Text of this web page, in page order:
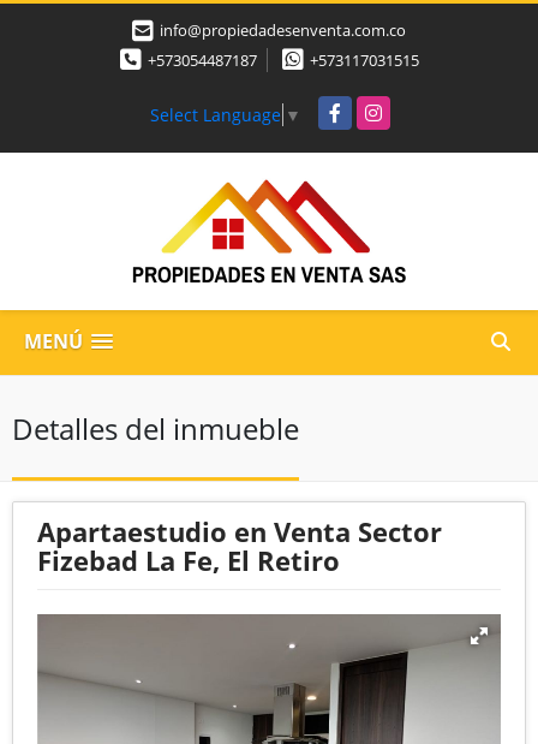
info@propiedadesenventa.com.co
+573054487187
+573117031515
Select Language ▼ FacebookInstagram
MENÚ
Detalles del inmueble
Apartaestudio en Venta Sector
Fizebad La Fe, El Retiro